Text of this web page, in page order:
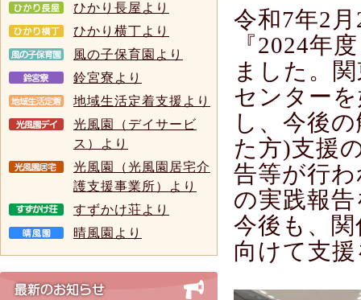
ひかり長屋より
ひかり横丁より
風の子保育園より
鈴宮寮より
地域生活定着支援より
光風園（デイサービ
ス）より
光風園（光風園居宅介
護支援事業所）より
すずかけ荘より
晴風園より
令和7年2
『2024年
ました。
センター
し、今後
た方)支援
告等が行
の実践報
今後も、
向けて支